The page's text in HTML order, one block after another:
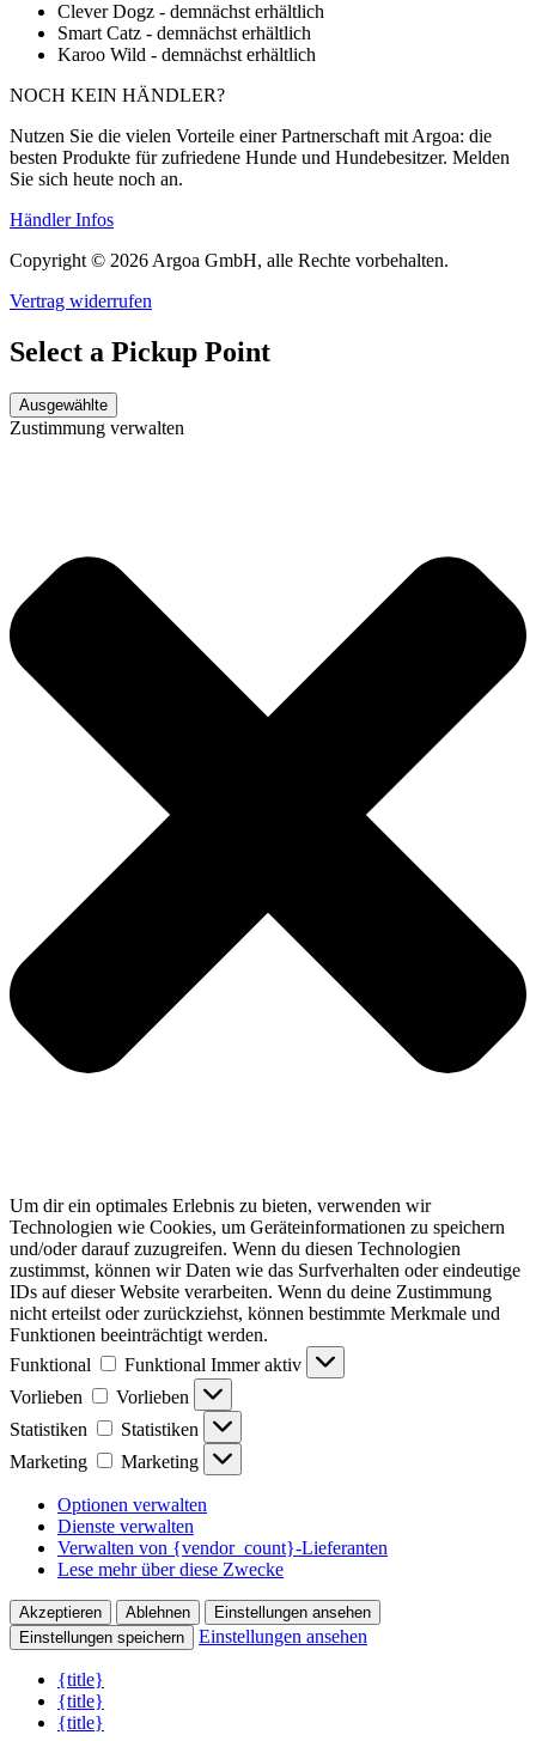
Clever Dogz - demnächst erhältlich
Smart Catz - demnächst erhältlich
Karoo Wild - demnächst erhältlich
NOCH KEIN HÄNDLER?
Nutzen Sie die vielen Vorteile einer Partnerschaft mit Argoa: die
besten Produkte für zufriedene Hunde und Hundebesitzer. Melden
Sie sich heute noch an.
Händler Infos
Copyright © 2026 Argoa GmbH, alle Rechte vorbehalten.
Vertrag widerrufen
Select a Pickup Point
Ausgewählte
Zustimmung verwalten
Um dir ein optimales Erlebnis zu bieten, verwenden wir
Technologien wie Cookies, um Geräteinformationen zu speichern
und/oder darauf zuzugreifen. Wenn du diesen Technologien
zustimmst, können wir Daten wie das Surfverhalten oder eindeutige
IDs auf dieser Website verarbeiten. Wenn du deine Zustimmung
nicht erteilst oder zurückziehst, können bestimmte Merkmale und
Funktionen beeinträchtigt werden.
Funktional
Funktional Immer aktiv
Vorlieben
Vorlieben
Statistiken
Statistiken
Marketing
Marketing
Optionen verwalten
Dienste verwalten
Verwalten von {vendor_count}-Lieferanten
Lese mehr über diese Zwecke
Akzeptieren Ablehnen
Einstellungen ansehen
Einstellungen speichern
Einstellungen ansehen
{title}
{title}
{title}